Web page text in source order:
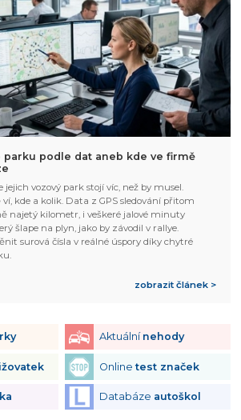
parku podle dat aneb kde ve firmě
vozový park stojí víc, než by musel.
kde a kolik. Data z GPS sledování přitom
najetý kilometr, i veškeré jalové minuty
šlape na plyn, jako by závodil v rallye.
surová čísla v reálné úspory díky chytré
zobrazit článek >
Aktuální nehody
Onlinetest značek
Databáze autoškol